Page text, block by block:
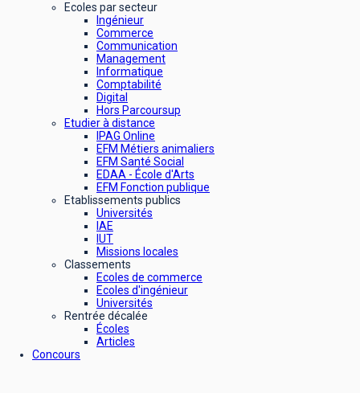
Ecoles par secteur
Ingénieur
Commerce
Communication
Management
Informatique
Comptabilité
Digital
Hors Parcoursup
Etudier à distance
IPAG Online
EFM Métiers animaliers
EFM Santé Social
EDAA - École d'Arts
EFM Fonction publique
Etablissements publics
Universités
IAE
IUT
Missions locales
Classements
Ecoles de commerce
Ecoles d'ingénieur
Universités
Rentrée décalée
Écoles
Articles
Concours